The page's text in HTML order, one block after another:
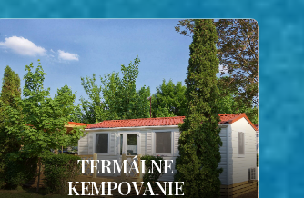
TERMÁLNE
KEMPOVANIE